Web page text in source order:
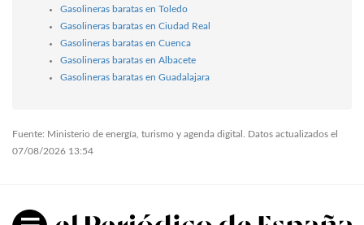
Gasolineras baratas en Toledo
Gasolineras baratas en Ciudad Real
Gasolineras baratas en Cuenca
Gasolineras baratas en Albacete
Gasolineras baratas en Guadalajara
Fuente: Ministerio de energía, turismo y agenda digital. Datos actualizados el
07/08/2026 13:54